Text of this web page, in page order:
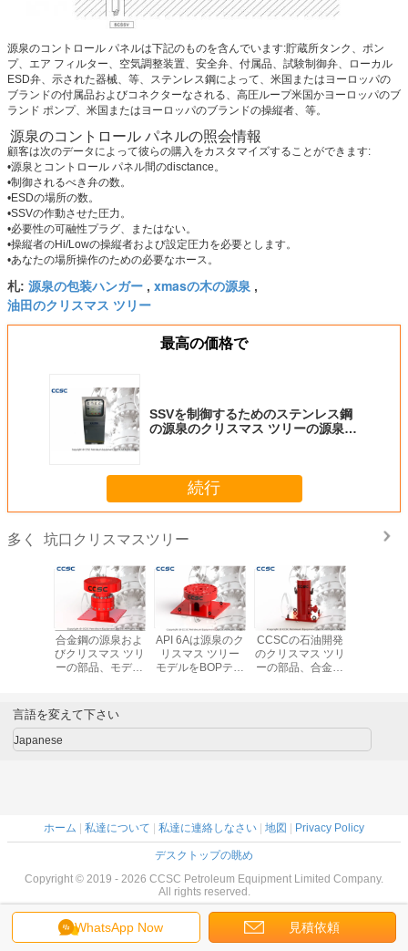
源泉のコントロール パネルは下記のものを含んでいます:貯蔵所タンク、ポン
プ、エア フィルター、空気調整装置、安全弁、付属品、試験制御弁、ローカル
ESD弁、示された器械、等、ステンレス鋼によって、米国またはヨーロッパの
ブランドの付属品およびコネクターなされる、高圧ループ米国かヨーロッパのブ
ランド ポンプ、米国またはヨーロッパのブランドの操縦者、等。
源泉のコントロール パネルの照会情報
顧客は次のデータによって彼らの購入をカスタマイズすることができます:
•源泉とコントロール パネル間のdisctance。
•制御されるべき弁の数。
•ESDの場所の数。
•SSVの作動させた圧力。
•必要性の可融性プラグ、またはない。
•操縦者のHi/Lowの操縦者および設定圧力を必要とします。
•あなたの場所操作のための必要なホース。
札: 源泉の包装ハンガー , xmasの木の源泉 ,
油田のクリスマス ツリー
最高の価格で
SSVを制御するためのステンレス鋼
の源泉のクリスマス ツリーの源泉の
続行
多く 坑口クリスマスツリー
合金鋼の源泉およ
びクリスマス ツリ
ーの部品、モデル
API 6Aは源泉のク
リスマス ツリー
モデルをBOPテス
CCSCの石油開発
のクリスマス ツリ
ーの部品、合金鋼
WhatsApp Now 見積依頼
言語を変えて下さい
Japanese
ホーム | 私達について | 私達に連絡しなさい | 地図 | Privacy Policy
デスクトップの眺め
Copyright © 2019 - 2026 CCSC Petroleum Equipment Limited Company.
All rights reserved.